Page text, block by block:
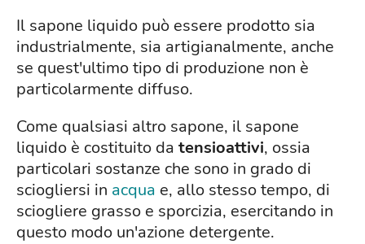
Il sapone liquido può essere prodotto sia
industrialmente, sia artigianalmente, anche
se quest'ultimo tipo di produzione non è
particolarmente diffuso.
Come qualsiasi altro sapone, il sapone
liquido è costituito da tensioattivi, ossia
particolari sostanze che sono in grado di
sciogliersi in acqua e, allo stesso tempo, di
sciogliere grasso e sporcizia, esercitando in
questo modo un'azione detergente.